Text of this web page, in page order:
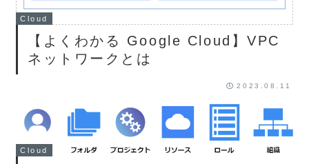
Cloud
【よくわかる Google Cloud】VPC
ネットワークとは
2023.08.11
Cloud